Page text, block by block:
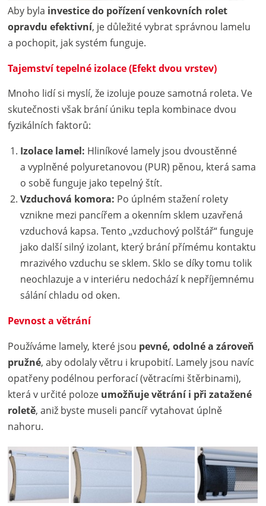
Aby byla investice do pořízení venkovních rolet
opravdu efektivní, je důležité vybrat správnou lamelu
a pochopit, jak systém funguje.
Tajemství tepelné izolace (Efekt dvou vrstev)
Mnoho lidí si myslí, že izoluje pouze samotná roleta. Ve
skutečnosti však brání úniku tepla kombinace dvou
fyzikálních faktorů:
Izolace lamel: Hliníkové lamely jsou dvoustěnné
a vyplněné polyuretanovou (PUR) pěnou, která sama
o sobě funguje jako tepelný štít.
Vzduchová komora: Po úplném stažení rolety
vznikne mezi pancířem a okenním sklem uzavřená
vzduchová kapsa. Tento „vzduchový polštář“ funguje
jako další silný izolant, který brání přímému kontaktu
mrazivého vzduchu se sklem. Sklo se díky tomu tolik
neochlazuje a v interiéru nedochází k nepříjemnému
sálání chladu od oken.
Pevnost a větrání
Používáme lamely, které jsou pevné, odolné a zároveň
pružné, aby odolaly větru i krupobití. Lamely jsou navíc
opatřeny podélnou perforací (větracími štěrbinami),
která v určité poloze umožňuje větrání i při zatažené
roletě, aniž byste museli pancíř vytahovat úplně
nahoru.